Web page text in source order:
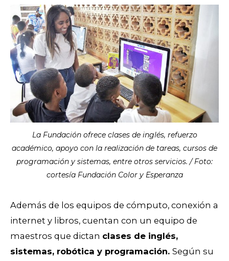
La Fundación ofrece clases de inglés, refuerzo
académico, apoyo con la realización de tareas, cursos de
programación y sistemas, entre otros servicios. / Foto:
cortesía Fundación Color y Esperanza
Además de los equipos de cómputo, conexión a
internet y libros, cuentan con un equipo de
maestros que dictan clases de inglés,
sistemas, robótica y programación. Según su